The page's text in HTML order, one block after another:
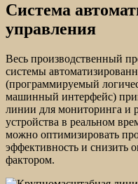
Система
управления
Весь производственный
системы
(программируемый
машинный интерфейс)
линии для мониторинга и
устройства в реальном
можно оптимизировать
эффективность и снизить
фактором.